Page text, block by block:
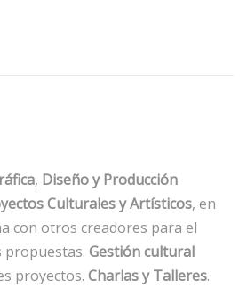
, Diseño y Producción
Culturales y Artísticos, en
con otros creadores para el
propuestas. Gestión cultural
proyectos. Charlas y Talleres.